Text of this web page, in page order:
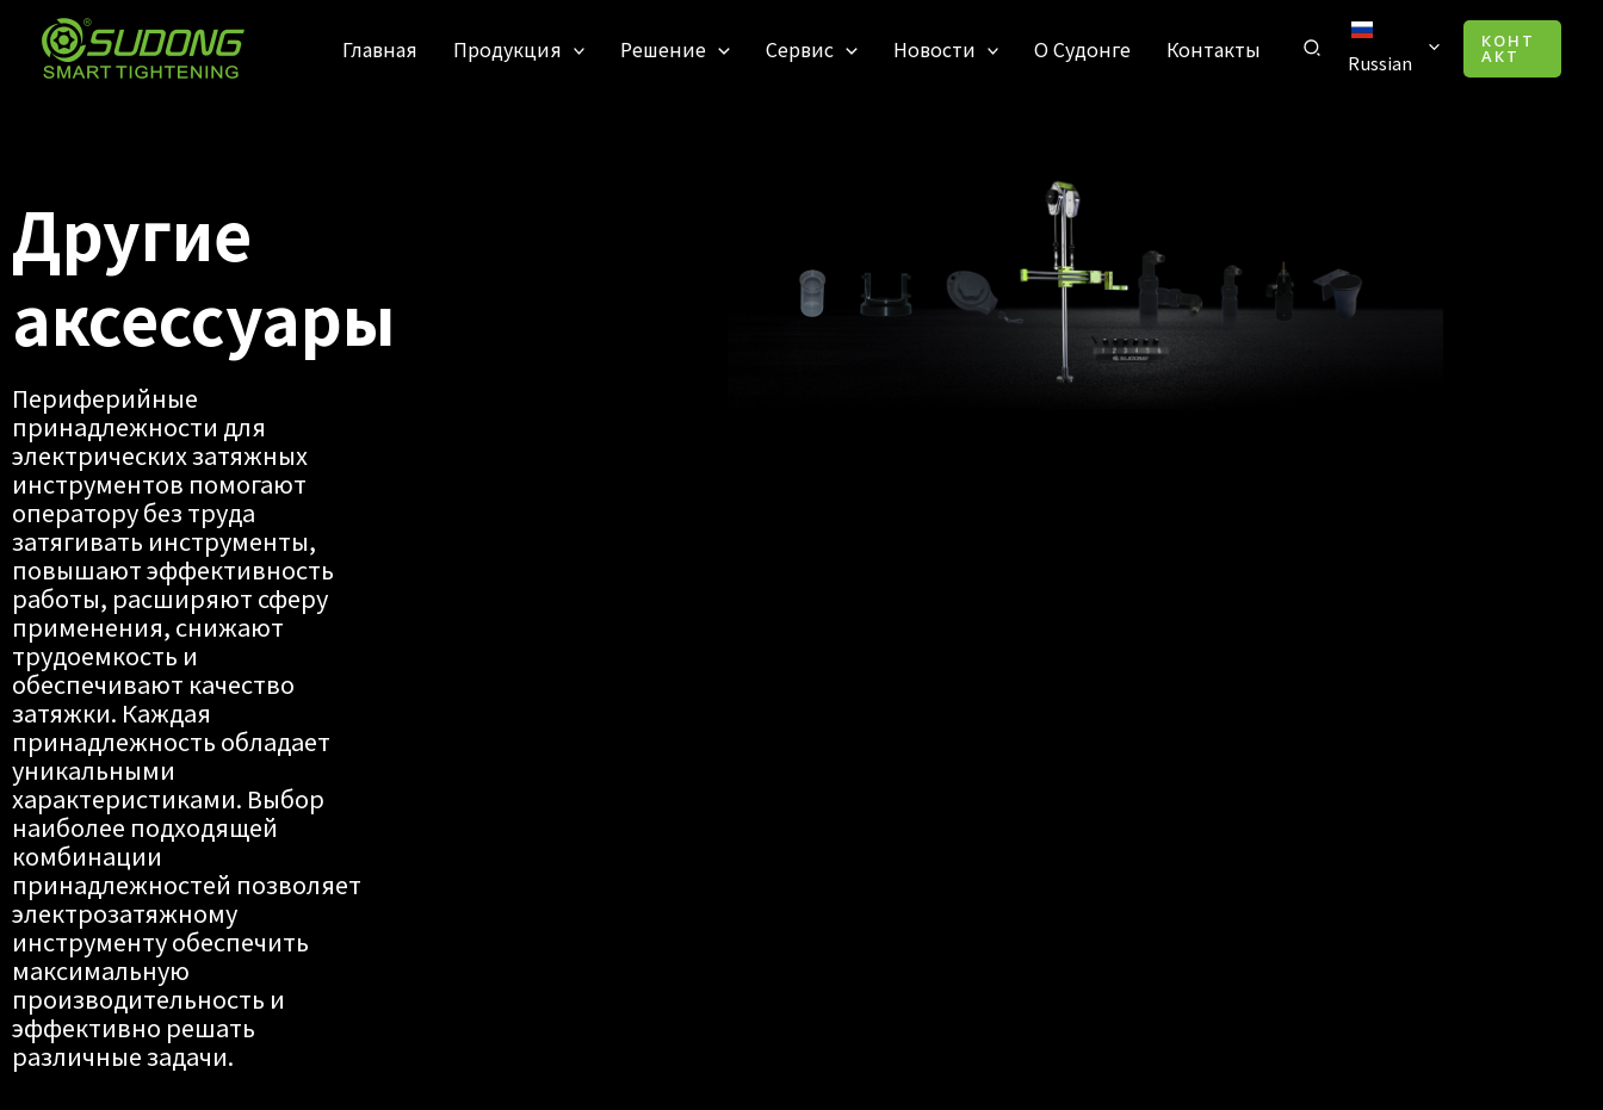
Перейти
содержанию
Главная Продукция Решение Сервис Новости О Судонге Контакты Russian
КОНТ
АКТ
Другие
аксессуары
Периферийные
принадлежности для
электрических затяжных
инструментов помогают
оператору без труда
затягивать инструменты,
повышают эффективность
работы, расширяют сферу
применения, снижают
трудоемкость и
обеспечивают качество
затяжки. Каждая
принадлежность обладает
уникальными
характеристиками. Выбор
наиболее подходящей
комбинации
принадлежностей позволяет
электрозатяжному
инструменту обеспечить
максимальную
производительность и
эффективно решать
различные задачи.